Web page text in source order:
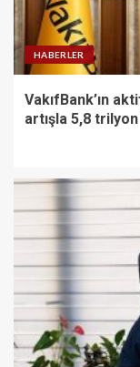
HABERLER
VakıfBank’ın
artışla 5,8 trilyon